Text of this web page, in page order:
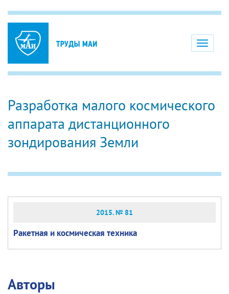
Toggle
Разработка малого космического
аппарата дистанционного
зондирования Земли
2015. № 81
Ракетная и космическая техника
Авторы